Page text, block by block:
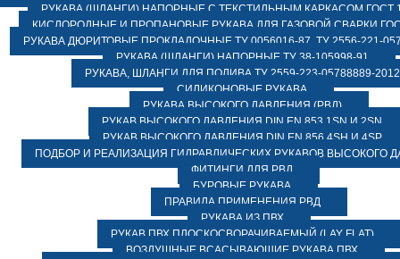
РУКАВА (ШЛАНГИ) НАПОРНЫЕ С ТЕКСТИЛЬНЫМ КАРКАСОМ ГОСТ
КИСЛОРОДНЫЕ И ПРОПАНОВЫЕ РУКАВА ДЛЯ ГАЗОВОЙ СВАРКИ
РУКАВА ДЮРИТОВЫЕ ПРОКЛАДОЧНЫЕ ТУ 0056016-87, ТУ 2556-221-
РУКАВА (ШЛАНГИ) НАПОРНЫЕ ТУ 38-105998-91
РУКАВА, ШЛАНГИ ДЛЯ ПОЛИВА ТУ 2559-223-05788889-2012
СИЛИКОНОВЫЕ РУКАВА
РУКАВА ВЫСОКОГО ДАВЛЕНИЯ (РВД)
РУКАВ ВЫСОКОГО ДАВЛЕНИЯ DIN EN 853 1SN И 2SN
РУКАВ ВЫСОКОГО ДАВЛЕНИЯ DIN EN 856 4SH И 4SP
ПОДБОР И РЕАЛИЗАЦИЯ ГИДРАВЛИЧЕСКИХ РУКАВОВ ВЫСОКОГО
ФИТИНГИ ДЛЯ РВД
БУРОВЫЕ РУКАВА
ПРАВИЛА ПРИМЕНЕНИЯ РВД
РУКАВА ИЗ ПВХ
РУКАВ ПВХ ПЛОСКОСВОРАЧИВАЕМЫЙ (LAY FLAT)
ВОЗДУШНЫЕ ВСАСЫВАЮЩИЕ РУКАВА ПВХ